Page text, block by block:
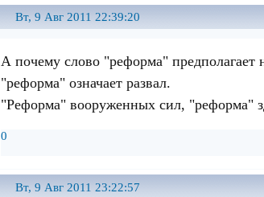
Вт, 9 Авг 2011 22:39:20
А почему слово "реформа" предполагает
"реформа" означает развал.
"Реформа" вооруженных сил, "реформа"
0
Вт, 9 Авг 2011 23:22:57